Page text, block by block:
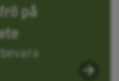
på